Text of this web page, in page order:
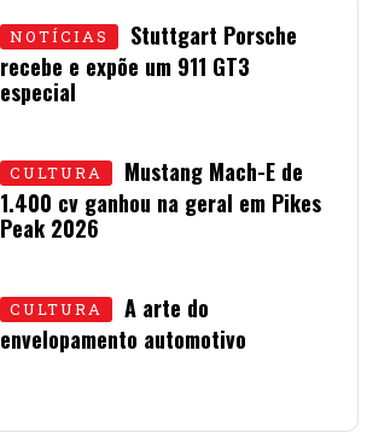
NOTÍCIAS
Stuttgart Porsche
recebe e expõe um 911 GT3
especial
CULTURA
Mustang Mach-E de
1.400 cv ganhou na geral em Pikes
Peak 2026
CULTURA
A arte do
envelopamento automotivo